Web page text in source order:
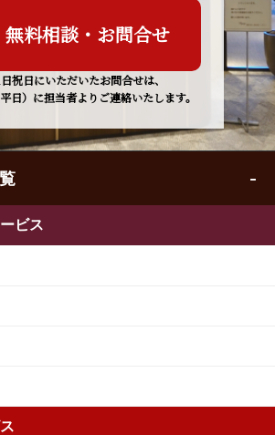
無料相談・お問合せ
祝日にいただいたお問合せは、
日）に担当者よりご連絡いたします。
ビス